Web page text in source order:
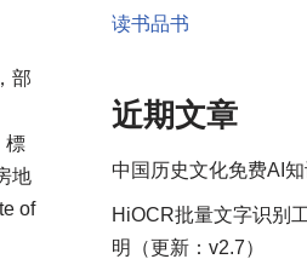
部
標
地
of
读书品书
近期文章
中国历史文化免费AI知
HiOCR批量文字识别
明（更新：v2.7）